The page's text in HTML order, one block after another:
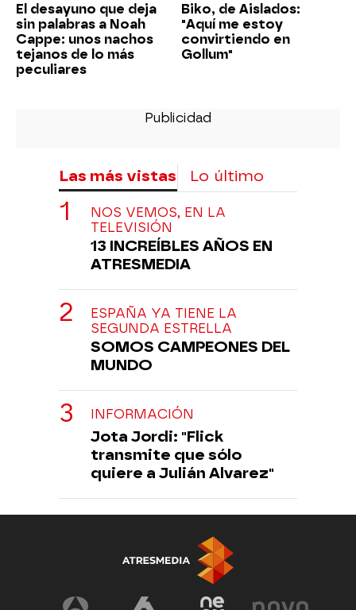
El desayuno que deja
sin palabras a Noah
Cappe: unos nachos
tejanos de lo más
peculiares
Biko, de Aislados:
"Aquí me estoy
convirtiendo en
Gollum"
Las más vistas Lo último
NOS VEMOS, EN LA
TELEVISIÓN
13 INCREÍBLES AÑOS EN
ATRESMEDIA
ESPAÑA YA TIENE LA
SEGUNDA ESTRELLA
SOMOS CAMPEONES DEL
MUNDO
INFORMACIÓN
Jota Jordi: "Flick
transmite que sólo
quiere a Julián Alvarez"